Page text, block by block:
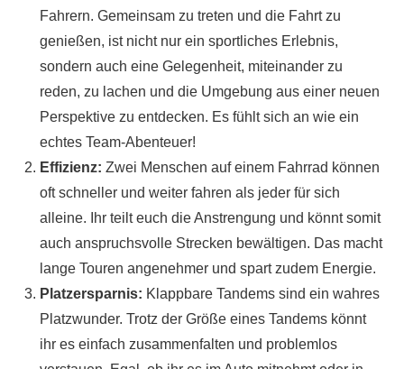
Fahrern. Gemeinsam zu treten und die Fahrt zu
genießen, ist nicht nur ein sportliches Erlebnis,
sondern auch eine Gelegenheit, miteinander zu
reden, zu lachen und die Umgebung aus einer neuen
Perspektive zu entdecken. Es fühlt sich an wie ein
echtes Team-Abenteuer!
Effizienz: Zwei Menschen auf einem Fahrrad können
oft schneller und weiter fahren als jeder für sich
alleine. Ihr teilt euch die Anstrengung und könnt somit
auch anspruchsvolle Strecken bewältigen. Das macht
lange Touren angenehmer und spart zudem Energie.
Platzersparnis: Klappbare Tandems sind ein wahres
Platzwunder. Trotz der Größe eines Tandems könnt
ihr es einfach zusammenfalten und problemlos